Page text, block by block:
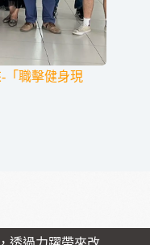
「職擊健身現